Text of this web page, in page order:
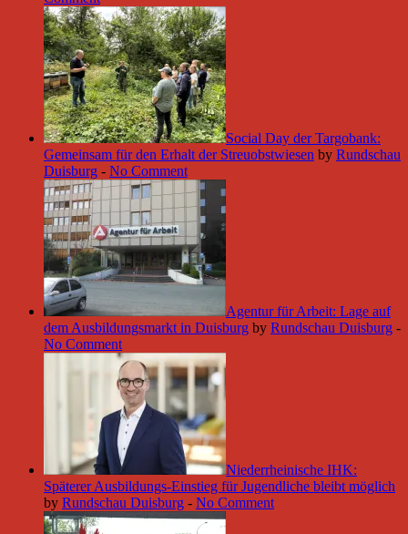
Social Day der Targobank:
Gemeinsam für den Erhalt der Streuobstwiesen by Rundschau
Duisburg - No Comment
Agentur für Arbeit: Lage auf
dem Ausbildungsmarkt in Duisburg by Rundschau Duisburg -
No Comment
Niederrheinische IHK:
Späterer Ausbildungs-Einstieg für Jugendliche bleibt möglich
by Rundschau Duisburg - No Comment